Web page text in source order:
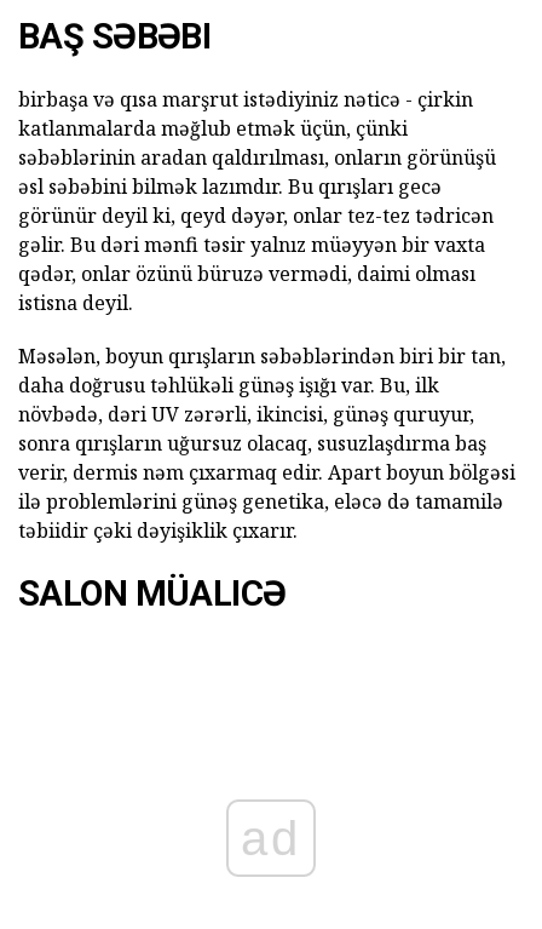
BAŞ SƏBƏBI
birbaşa və qısa marşrut istədiyiniz nəticə - çirkin
katlanmalarda məğlub etmək üçün, çünki
səbəblərinin aradan qaldırılması, onların görünüşü
əsl səbəbini bilmək lazımdır. Bu qırışları gecə
görünür deyil ki, qeyd dəyər, onlar tez-tez tədricən
gəlir. Bu dəri mənfi təsir yalnız müəyyən bir vaxta
qədər, onlar özünü büruzə vermədi, daimi olması
istisna deyil.
Məsələn, boyun qırışların səbəblərindən biri bir tan,
daha doğrusu təhlükəli günəş işığı var. Bu, ilk
növbədə, dəri UV zərərli, ikincisi, günəş quruyur,
sonra qırışların uğursuz olacaq, susuzlaşdırma baş
verir, dermis nəm çıxarmaq edir. Apart boyun bölgəsi
ilə problemlərini günəş genetika, eləcə də tamamilə
təbiidir çəki dəyişiklik çıxarır.
SALON MÜALICƏ
ad